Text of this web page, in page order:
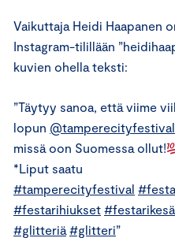
Vaikuttaja Heidi Haapanen
Instagram-tilillään
kuvien ohella teksti:
”Täytyy sanoa, että viime
lopun @tamperecityfestival
missä oon Suomessa ollut!
*Liput saatu
#tamperecityfestival
#festarihiukset #festarikesä
#glitteriä #glitteri”